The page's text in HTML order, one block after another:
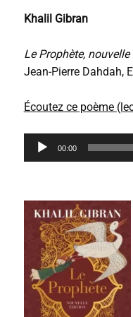
Khalil Gibran
Le Prophète,
Jean-Pierre Dahdah,
Écoutez ce poème
c
00:00